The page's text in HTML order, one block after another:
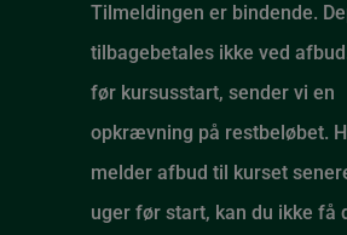
Tilmeldingen er bindende.
tilbagebetales ikke ved
før kursusstart, sender vi en
opkrævning på restbeløbet.
melder afbud til kurset
uger før start, kan du ikke få